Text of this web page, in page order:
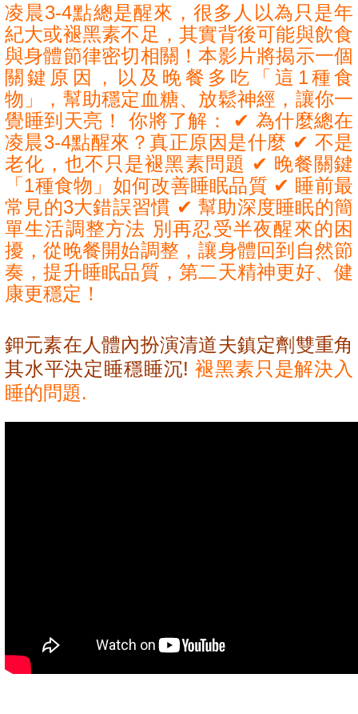
凌晨3-4點總是醒來，很多人以為只是年
紀大或褪黑素不足，其實背後可能與飲食
與身體節律密切相關！本影片將揭示一個
關鍵原因，以及晚餐多吃「這1種食
物」，幫助穩定血糖、放鬆神經，讓你一
覺睡到天亮！ 你將了解： ✔ 為什麼總在
凌晨3-4點醒來？真正原因是什麼 ✔ 不是
老化，也不只是褪黑素問題 ✔ 晚餐關鍵
「1種食物」如何改善睡眠品質 ✔ 睡前最
常見的3大錯誤習慣 ✔ 幫助深度睡眠的簡
單生活調整方法 別再忍受半夜醒來的困
擾，從晚餐開始調整，讓身體回到自然節
奏，提升睡眠品質，第二天精神更好、健
康更穩定！
鉀元素在人體內扮演清道夫鎮定劑雙重角
其水平決定睡穩睡沉!褪黑素只是解決入
睡的問題.